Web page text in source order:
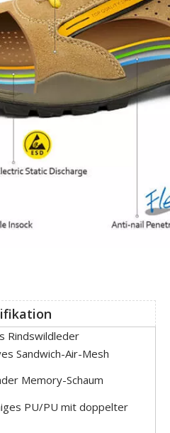
Rindswildleder
Sandwich-Air-Mesh
Memory-Schaum
PU/PU mit doppelter